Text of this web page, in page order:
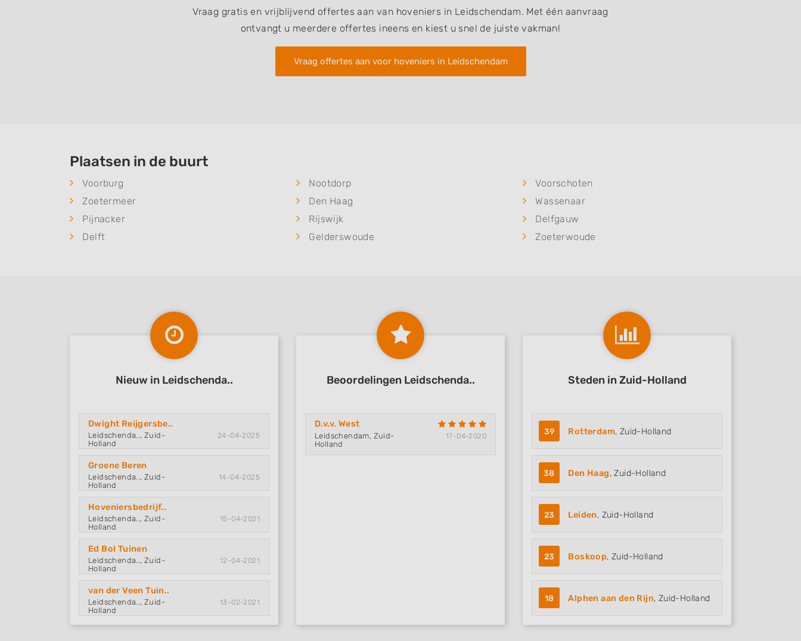
Vraag gratis en vrijblijvend offertes aan van hoveniers in Leidschendam. Met één aanvraag
ontvangt u meerdere offertes ineens en kiest u snel de juiste vakman!
Vraag offertes aan voor hoveniers in Leidschendam
Plaatsen in de buurt
Voorburg Nootdorp
Voorschoten
Zoetermeer
Den Haag
Wassenaar
Pijnacker
Rijswijk
Delfgauw
Delft
Gelderswoude Zoeterwoude
Nieuw in Leidschenda..
Dwight Reijgersbe..
Leidschenda.., Zuid-
Holland
24-04-2025
Groene Beren
Leidschenda.., Zuid-
Holland
14-04-2025
Hoveniersbedrijf..
Leidschenda.., Zuid-
Holland
15-04-2021
Ed Bol Tuinen
Leidschenda.., Zuid-
Holland
12-04-2021
van der Veen Tuin..
Leidschenda.., Zuid-
Holland
13-02-2021
Beoordelingen Leidschenda..
D.v.v. West
Leidschendam, Zuid-
Holland
17-04-2020
Steden in Zuid-Holland
39 Rotterdam, Zuid-Holland
38 Den Haag, Zuid-Holland
23 Leiden, Zuid-Holland
23 Boskoop, Zuid-Holland
18 Alphen aan den Rijn, Zuid-Holland